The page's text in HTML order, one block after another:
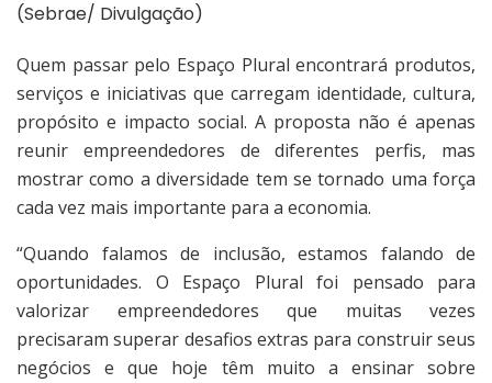
(Sebrae/ Divulgação)
Quem passar pelo Espaço Plural encontrará produtos,
serviços e iniciativas que carregam identidade, cultura,
propósito e impacto social. A proposta não é apenas
reunir empreendedores de diferentes perfis, mas
mostrar como a diversidade tem se tornado uma força
cada vez mais importante para a economia.
“Quando falamos de inclusão, estamos falando de
oportunidades. O Espaço Plural foi pensado para
valorizar empreendedores que muitas vezes
precisaram superar desafios extras para construir seus
negócios e que hoje têm muito a ensinar sobre